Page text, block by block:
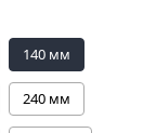
140 мм
240 мм